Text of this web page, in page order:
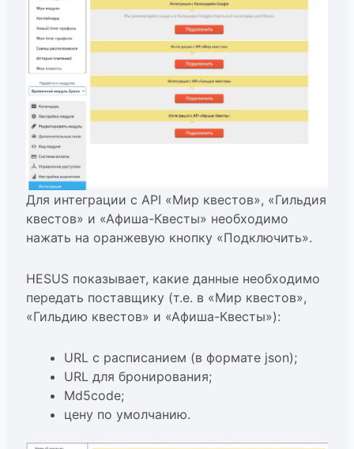
Для интеграции с API «Мир квестов», «Гильдия
квестов» и «Афиша-Квесты» необходимо
нажать на оранжевую кнопку «Подключить».
HESUS показывает, какие данные необходимо
передать поставщику (т.е. в «Мир квестов»,
«Гильдию квестов» и «Афиша-Квесты»):
URL с расписанием (в формате json);
URL для бронирования;
Md5code;
цену по умолчанию.